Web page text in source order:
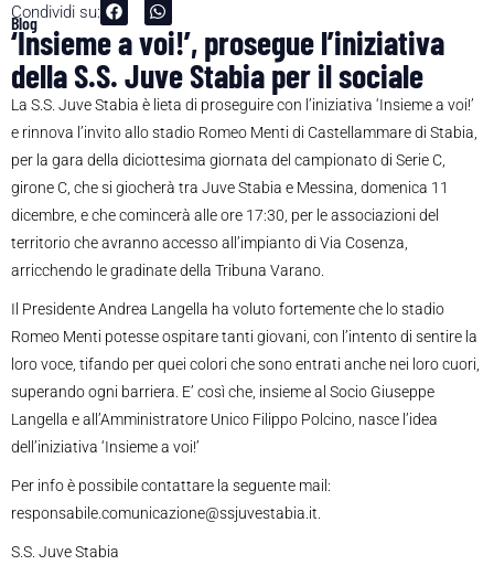
Condividi su:
Blog
‘Insieme a voi!’, prosegue l’iniziativa
della S.S. Juve Stabia per il sociale
La S.S. Juve Stabia è lieta di proseguire con l’iniziativa ‘Insieme a voi!’
e rinnova l’invito allo stadio Romeo Menti di Castellammare di Stabia,
per la gara della diciottesima giornata del campionato di Serie C,
girone C, che si giocherà tra Juve Stabia e Messina, domenica 11
dicembre, e che comincerà alle ore 17:30, per le associazioni del
territorio che avranno accesso all’impianto di Via Cosenza,
arricchendo le gradinate della Tribuna Varano.
Il Presidente Andrea Langella ha voluto fortemente che lo stadio
Romeo Menti potesse ospitare tanti giovani, con l’intento di sentire la
loro voce, tifando per quei colori che sono entrati anche nei loro cuori,
superando ogni barriera. E’ così che, insieme al Socio Giuseppe
Langella e all’Amministratore Unico Filippo Polcino, nasce l’idea
dell’iniziativa ‘Insieme a voi!’
Per info è possibile contattare la seguente mail:
responsabile.comunicazione@ssjuvestabia.it.
S.S. Juve Stabia